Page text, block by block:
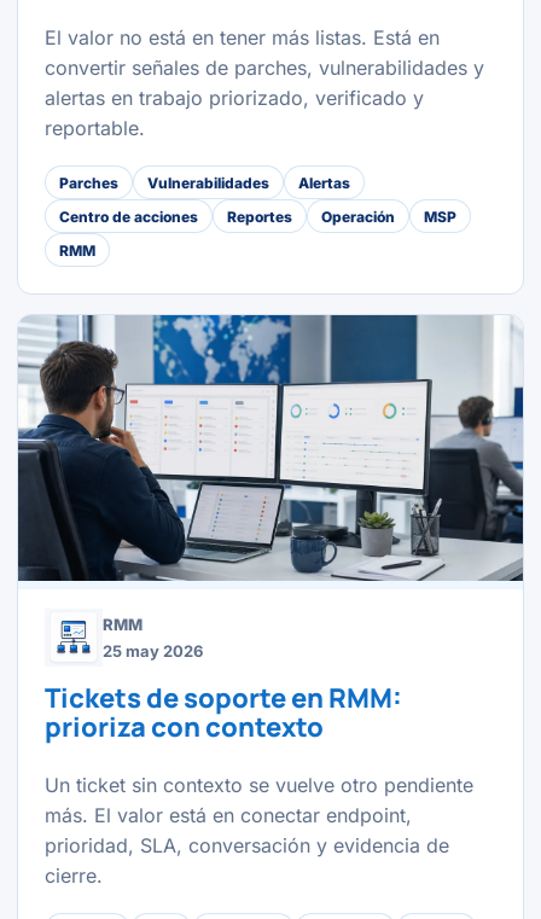
El valor no está en tener más listas. Está en
convertir señales de parches, vulnerabilidades y
alertas en trabajo priorizado, verificado y
reportable.
Parches Vulnerabilidades
Alertas
Centro de acciones
Reportes Operación
MSP
RMM
RMM
25 may 2026
Tickets de soporte en RMM:
prioriza con contexto
Un ticket sin contexto se vuelve otro pendiente
más. El valor está en conectar endpoint,
prioridad, SLA, conversación y evidencia de
cierre.